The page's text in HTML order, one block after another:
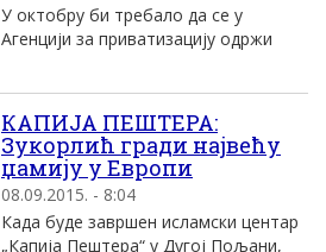
У октобру би требало да се у
Агенцији за приватизацију одржи
КАПИЈА ПЕШТЕРА:
Зукорлић гради највећу
џамију у Европи
08.09.2015. - 8:04
Када буде завршен исламски центар
„Капија Пештера“ у Дугој Пољани,